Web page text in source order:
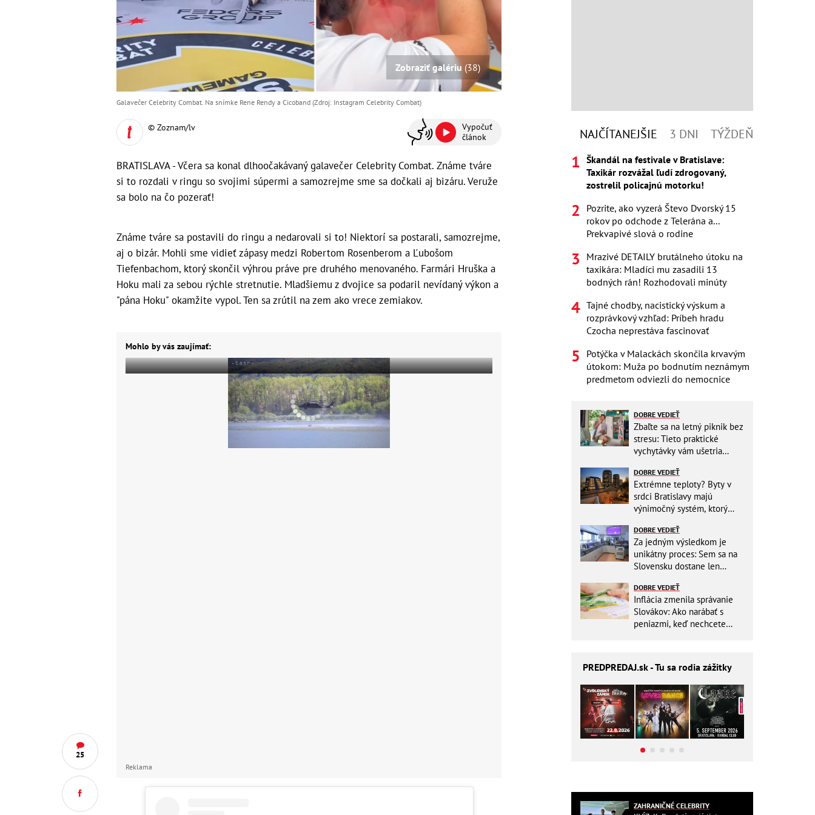
25
Zobraziť galériu (38)
Galavečer Celebrity Combat. Na snímke Rene Rendy a Cicoband (Zdroj: Instagram Celebrity Combat)
© Zoznam/lv
Vypočuť
článok
BRATISLAVA - Včera sa konal dlhoočakávaný galavečer Celebrity Combat. Známe tváre
si to rozdali v ringu so svojimi súpermi a samozrejme sme sa dočkali aj bizáru. Veruže
sa bolo na čo pozerať!
Známe tváre sa postavili do ringu a nedarovali si to! Niektorí sa postarali, samozrejme,
aj o bizár. Mohli sme vidieť zápasy medzi Robertom Rosenberom a Ľubošom
Tiefenbachom, ktorý skončil výhrou práve pre druhého menovaného. Farmári Hruška a
Hoku mali za sebou rýchle stretnutie. Mladšiemu z dvojice sa podaril nevídaný výkon a
"pána Hoku" okamžite vypol. Ten sa zrútil na zem ako vrece zemiakov.
Mohlo by vás zaujímať:
Reklama
NAJČÍTANEJŠIE 3 DNI TÝŽDEŇ
Škandál na festivale v Bratislave:
Taxikár rozvážal ľudí zdrogovaný,
zostrelil policajnú motorku!
Pozrite, ako vyzerá Števo Dvorský 15
rokov po odchode z Telerána a...
Prekvapivé slová o rodine
Mrazivé DETAILY brutálneho útoku na
taxikára: Mladíci mu zasadili 13
bodných rán! Rozhodovali minúty
Tajné chodby, nacistický výskum a
rozprávkový vzhľad: Príbeh hradu
Czocha neprestáva fascinovať
Potýčka v Malackách skončila krvavým
útokom: Muža po bodnutím neznámym
predmetom odviezli do nemocnice
DOBRE VEDIEŤ
Zbaľte sa na letný piknik bez
stresu: Tieto praktické
vychytávky vám ušetria
DOBRE VEDIEŤ
Extrémne teploty? Byty v
srdci Bratislavy majú
výnimočný systém, ktorý
DOBRE VEDIEŤ
Za jedným výsledkom je
unikátny proces: Sem sa na
Slovensku dostane len
DOBRE VEDIEŤ
Inflácia zmenila správanie
Slovákov: Ako narábať s
peniazmi, keď nechcete
PREDPREDAJ.sk - Tu sa rodia zážitky
ZAHRANIČNÉ CELEBRITY